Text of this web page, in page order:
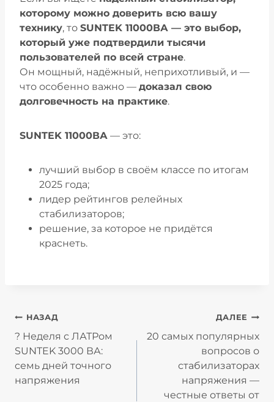
которому можно доверить всю вашу
технику, то SUNTEK 11000ВА — это выбор,
который уже подтвердили тысячи
пользователей по всей стране.
Он мощный, надёжный, неприхотливый, и —
что особенно важно — доказал свою
долговечность на практике.
SUNTEK 11000ВА — это:
лучший выбор в своём классе по итогам
2025 года;
лидер рейтингов релейных
стабилизаторов;
решение, за которое не придётся
краснеть.
Навигация
по
записям
НАЗАД
? Неделя с ЛАТРом
SUNTEK 3000 ВА:
семь дней точного
напряжения
ДАЛЕЕ
20 самых популярных
вопросов о
стабилизаторах
напряжения —
честные ответы от